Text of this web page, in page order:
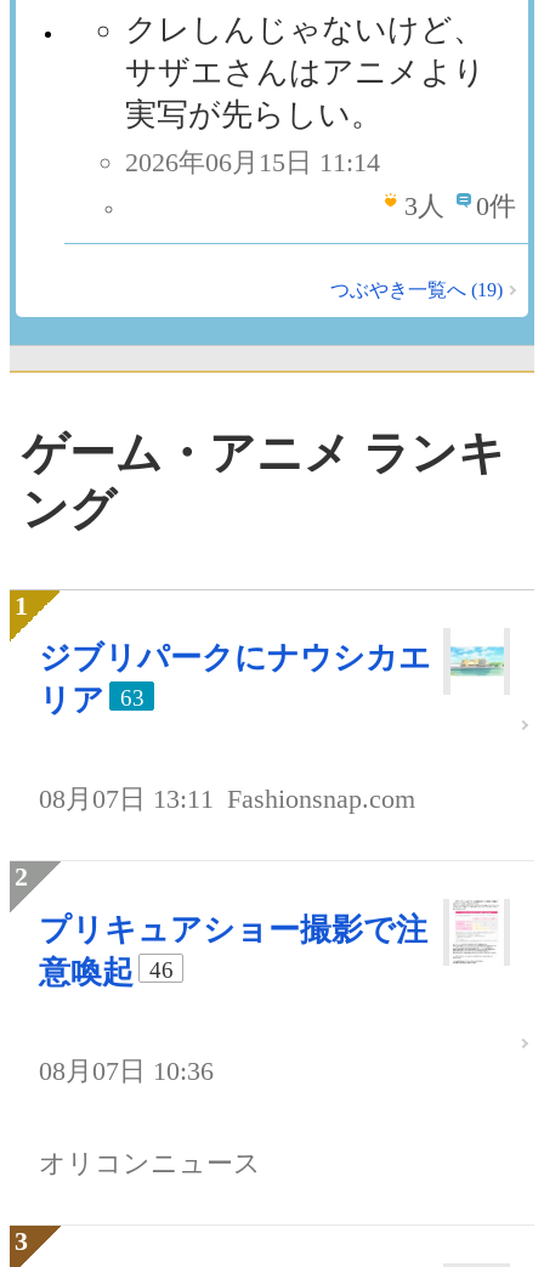
クレしんじゃないけど、
サザエさんはアニメより
実写が先らしい。
2026年06月15日 11:14
3 人 0件
つぶやき一覧へ (19)
ゲーム・アニメ ランキ
ング
ジブリパークにナウシカエ
リア
63
08月07日 13:11 Fashionsnap.com
プリキュアショー撮影で注
意喚起
46
08月07日 10:36
オリコンニュース